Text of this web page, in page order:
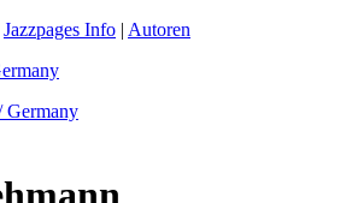
Jazzpages Info | Autoren